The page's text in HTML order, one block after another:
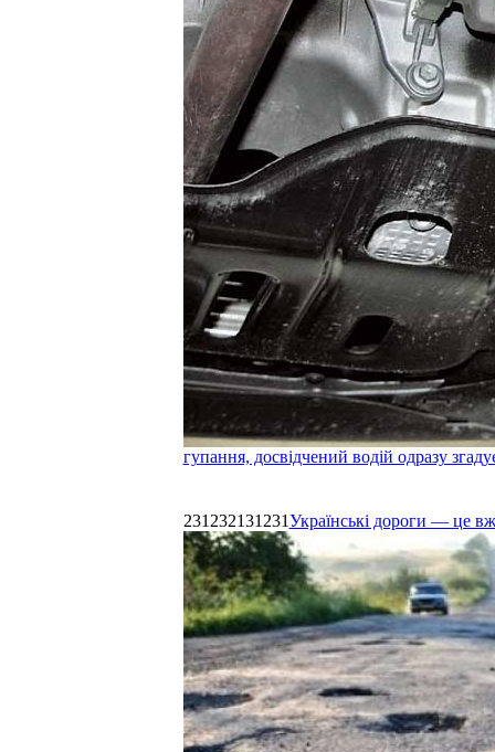
гупання, досвідчений водій одразу
231232131231Українські дороги — це